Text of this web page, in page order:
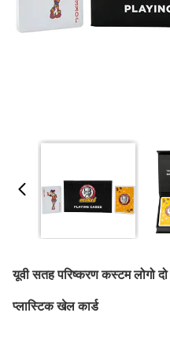
यूवी सतह परिष्करण कस्टम लोगो
प्लास्टिक खेल कार्ड